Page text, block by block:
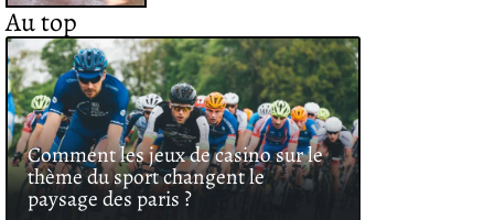
Au top
Comment les jeux de casino sur le
thème du sport changent le
paysage des paris ?